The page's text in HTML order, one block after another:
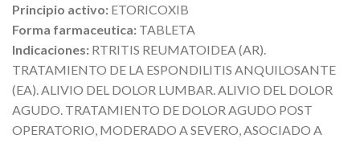
Principio activo: ETORICOXIB
Forma farmaceutica: TABLETA
Indicaciones: RTRITIS REUMATOIDEA (AR).
TRATAMIENTO DE LA ESPONDILITIS ANQUILOSANTE
(EA). ALIVIO DEL DOLOR LUMBAR. ALIVIO DEL DOLOR
AGUDO. TRATAMIENTO DE DOLOR AGUDO POST
OPERATORIO, MODERADO A SEVERO, ASOCIADO A